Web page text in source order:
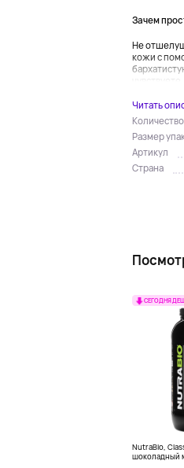
Зачем
Не
кожи с
Читать
Размер
Артикул
Страна
СЕГОДНЯ
NutraBio,
шоколадный